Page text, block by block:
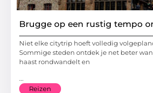
Brugge op een rustig tempo
Niet elke citytrip hoeft volledig
Sommige steden ontdek je net beter
haast rondwandelt en
...
Reizen